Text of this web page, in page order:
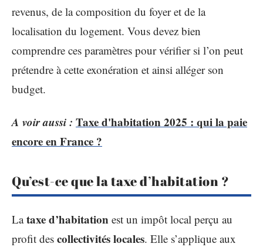
revenus, de la composition du foyer et de la
localisation du logement. Vous devez bien
comprendre ces paramètres pour vérifier si l’on peut
prétendre à cette exonération et ainsi alléger son
budget.
A voir aussi : Taxe d'habitation 2025 : qui la paie
encore en France ?
Qu’est-ce que la taxe d’habitation ?
Lataxe d’habitation est un impôt local perçu au
profit des collectivités locales. Elle s’applique aux